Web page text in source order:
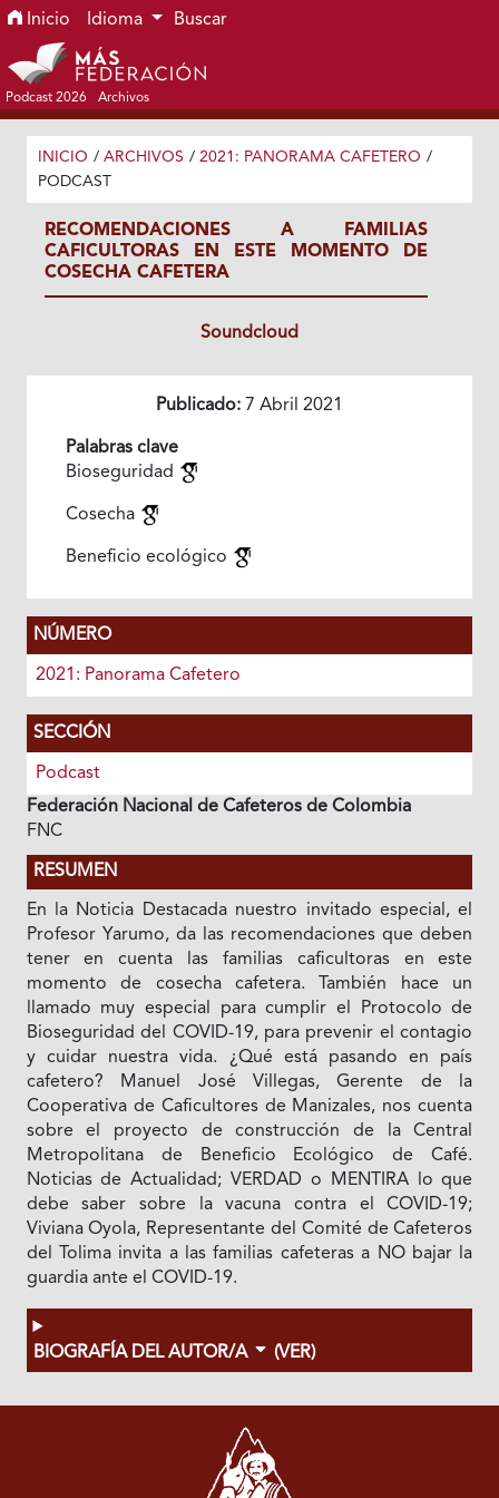
Ir al menú de navegación principal
Ir al contenido principal
Ir al pie de página del sitio
Inicio Idioma Buscar
Podcast 2026 Archivos
INICIO / ARCHIVOS / 2021: PANORAMA CAFETERO /
PODCAST
RECOMENDACIONES A FAMILIAS
CAFICULTORAS EN ESTE MOMENTO DE
COSECHA CAFETERA
Soundcloud
Publicado: 7 Abril 2021
Palabras clave
Bioseguridad
Cosecha
Beneficio ecológico
NÚMERO
2021: Panorama Cafetero
SECCIÓN
Podcast
Federación Nacional de Cafeteros de Colombia
FNC
RESUMEN
En la Noticia Destacada nuestro invitado especial, el
Profesor Yarumo, da las recomendaciones que deben
tener en cuenta las familias caficultoras en este
momento de cosecha cafetera. También hace un
llamado muy especial para cumplir el Protocolo de
Bioseguridad del COVID-19, para prevenir el contagio
y cuidar nuestra vida. ¿Qué está pasando en país
cafetero? Manuel José Villegas, Gerente de la
Cooperativa de Caficultores de Manizales, nos cuenta
sobre el proyecto de construcción de la Central
Metropolitana de Beneficio Ecológico de Café.
Noticias de Actualidad; VERDAD o MENTIRA lo que
debe saber sobre la vacuna contra el COVID-19;
Viviana Oyola, Representante del Comité de Cafeteros
del Tolima invita a las familias cafeteras a NO bajar la
guardia ante el COVID-19.
BIOGRAFÍA DEL AUTOR/A (VER)